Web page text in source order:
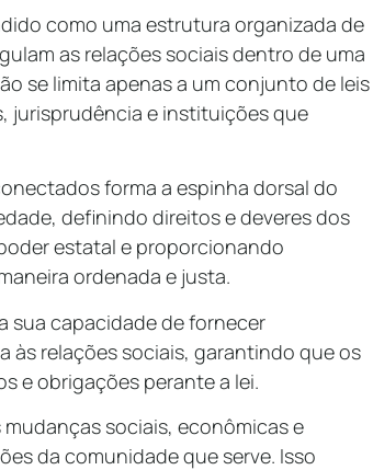
como uma estrutura organizada de
as relações sociais dentro de uma
se limita apenas a um conjunto de leis
jurisprudência e instituições que
forma a espinha dorsal do
definindo direitos e deveres dos
estatal e proporcionando
ordenada e justa.
sua capacidade de fornecer
às relações sociais, garantindo que os
e obrigações perante a lei.
sociais, econômicas e
da comunidade que serve. Isso